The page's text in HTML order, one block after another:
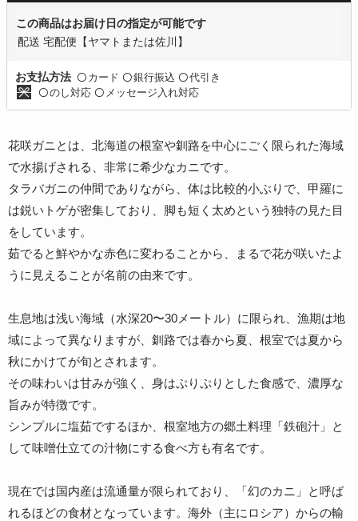
この商品はお届け日の指定が可能です
配送 宅配便【ヤマトまたは佐川】
お支払方法 〇 カード 〇銀行振込 〇代引き
〇のし対応 〇 メッセージ入れ対応
花咲ガニとは、北海道の根室や釧路を中心にごく限られた海域
で水揚げされる、非常に希少なカニです。
タラバガニの仲間でありながら、体は比較的小ぶりで、甲羅に
は鋭いトゲが密集しており、脚も短く太めという独特の見た目
をしています。
茹でると鮮やかな赤色に変わることから、まるで花が咲いたよ
うに見えることが名前の由来です。
生息地は浅い海域（水深20〜30メートル）に限られ、漁期は地
域によって異なりますが、釧路では春から夏、根室では夏から
秋にかけてが旬とされます。
その味わいは甘みが強く、身はぷりぷりとした食感で、濃厚な
旨みが特徴です。
シンプルに塩茹でするほか、根室地方の郷土料理「鉄砲汁」と
して味噌仕立ての汁物にする食べ方も有名です。
現在では国内産は流通量が限られており、「幻のカニ」と呼ば
れるほどの食材となっています。海外（主にロシア）からの輸